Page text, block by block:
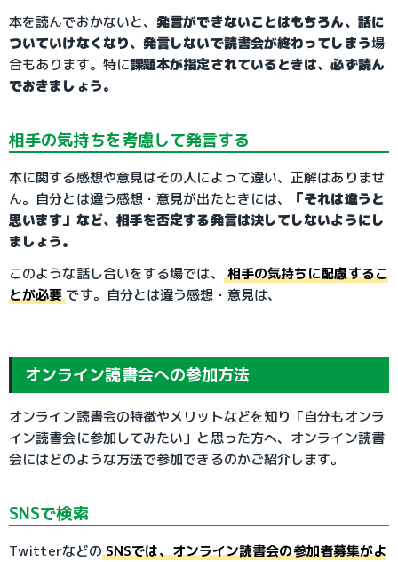
本を読んでおかないと、発言ができないことはもちろん、話に
ついていけなくなり、発言しないで読書会が終わってしまう場
合もあります。特に課題本が指定されているときは、必ず読ん
でおきましょう。
相手の気持ちを考慮して発言する
本に関する感想や意見はその人によって違い、正解はありませ
ん。自分とは違う感想・意見が出たときには、
「それは違うと
思います」など、相手を否定する発言は決してしないようにし
ましょう。
このような話し合いをする場では、
相手の気持ちに配慮するこ
とが必要 です。自分とは違う感想・意見は、
オンライン読書会への参加方法
オンライン読書会の特徴やメリットなどを知り「自分もオンラ
イン読書会に参加してみたい」と思った方へ、オンライン読書
会にはどのような方法で参加できるのかご紹介します。
SNSで検索
Twitterなどの SNSでは、オンライン読書会の参加者募集がよ